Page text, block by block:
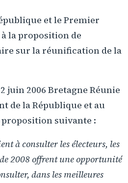
et le Premier
la proposition de
sur la réunification de la
juin 2006 Bretagne Réunie
de la République et au
suivante :
à consulter les électeurs, les
2008 offrent une opportunité
dans les meilleures